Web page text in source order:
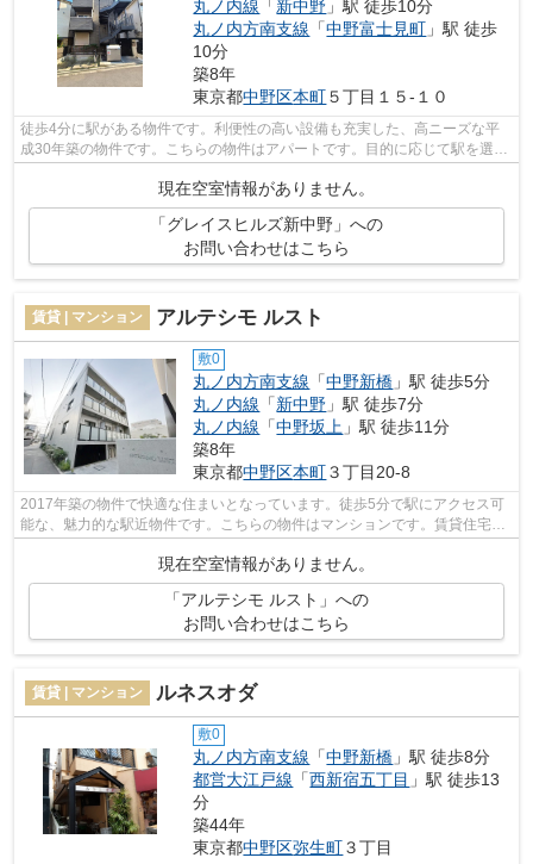
丸ノ内線 「新中野 」駅 徒歩10分
丸ノ内方南支線 「中野富士見町 」駅 徒歩
10分
築8年
東京都中野区本町５丁目１５-１０
徒歩4分に駅がある物件です。利便性の高い設備も充実した、高ニーズな平
成30年築の物件です。こちらの物件はアパートです。目的に応じて駅を選べ
現在空室情報がありません。
「グレイスヒルズ新中野」への
お問い合わせはこちら
賃貸 | マンション アルテシモ ルスト
敷0
丸ノ内方南支線 「中野新橋 」駅 徒歩5分
丸ノ内線 「新中野 」駅 徒歩7分
丸ノ内線 「中野坂上 」駅 徒歩11分
築8年
東京都中野区本町３丁目20-8
2017年築の物件で快適な住まいとなっています。徒歩5分で駅にアクセス可
能な、魅力的な駅近物件です。こちらの物件はマンションです。賃貸住宅を
現在空室情報がありません。
「アルテシモ ルスト」への
お問い合わせはこちら
賃貸 | マンション ルネスオダ
敷0
丸ノ内方南支線 「中野新橋 」駅 徒歩8分
都営大江戸線 「西新宿五丁目 」駅 徒歩13
分
築44年
東京都中野区弥生町３丁目